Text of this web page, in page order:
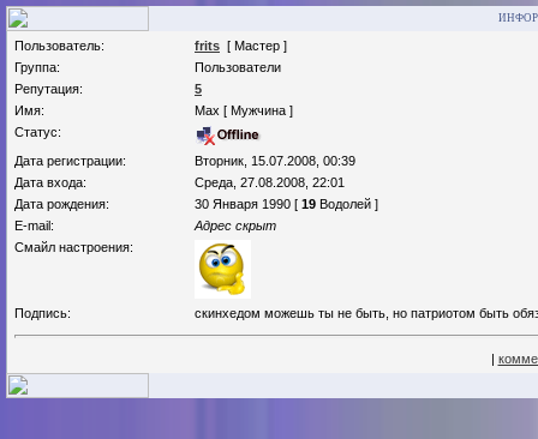
Пользователь: frits [ Мастер ]
Группа:
Пользователи
Репутация:
5
Имя:
Max [ Мужчина ]
Статус:
Дата регистрации:
Вторник, 15.07.2008, 00:39
Дата входа:
Среда, 27.08.2008, 22:01
Дата рождения:
30 Января 1990 [ 19 Водолей ]
E-mail:
Адрес скрыт
Смайл настроения:
Подпись: скинхедом можешь ты не быть, но патриотом быть
|